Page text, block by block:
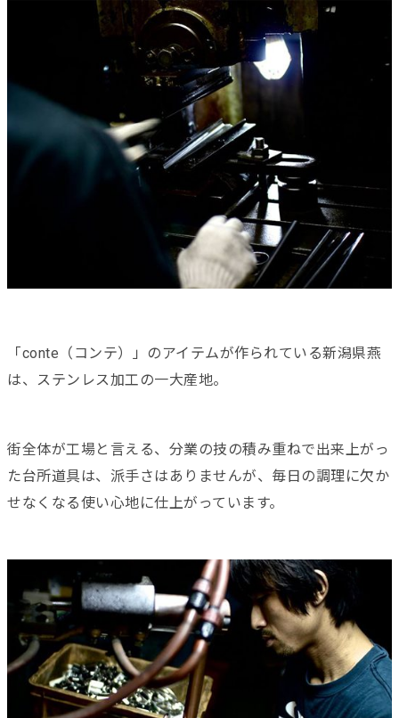
「conte（コンテ）」のアイテムが作られている新潟県燕
は、ステンレス加工の一大産地。
街全体が工場と言える、分業の技の積み重ねで出来上がっ
た台所道具は、派手さはありませんが、毎日の調理に欠か
せなくなる使い心地に仕上がっています。